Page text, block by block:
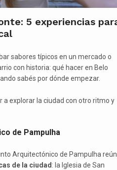
5 experiencias
sabores típicos en un mercado o
con historia: qué hacer en Belo
sabés por dónde empezar.
a explorar la ciudad con otro ritmo y
de Pampulha
Arquitectónico de Pampulha
de la ciudad: la Iglesia de San